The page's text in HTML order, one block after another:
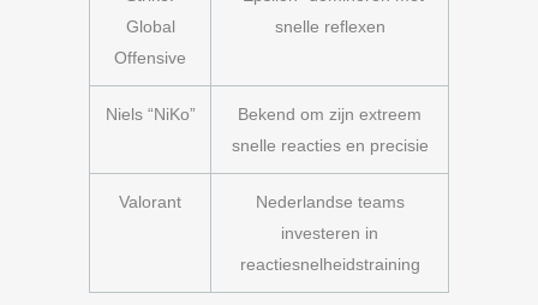
Global
Offensive
snelle reflexen
Niels “NiKo”
Bekend om zijn extreem
snelle reacties en precisie
Valorant
Nederlandse teams
investeren in
reactiesnelheidstraining